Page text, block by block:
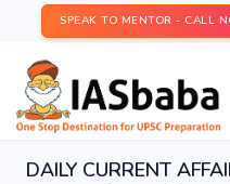
SPEAK TO MENTOR - CALL
DAILY CURRENT